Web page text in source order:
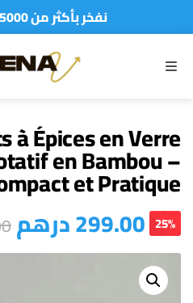
نفخر بأكثر من 5000 مشتري سعيد
MENU
à Épices en Verre
en Bambou –
et Pratique
299.00درهم 25%